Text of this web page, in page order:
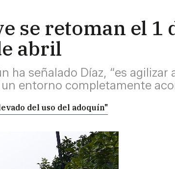
se retoman el 1
abril
ha señalado Díaz, “es agilizar
entorno completamente
del uso del adoquín"